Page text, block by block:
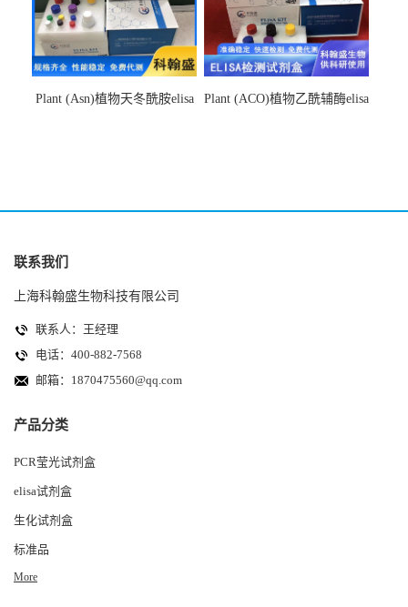
Plant (Asn)植物天冬酰胺elisa
Plant (ACO)植物乙酰辅酶elisa
联系我们
上海科翰盛生物科技有限公司
联系人：王经理
电话：400-882-7568
邮箱： 1870475560@qq.com
产品分类
PCR莹光试剂盒
elisa试剂盒
生化试剂盒
标准品
More